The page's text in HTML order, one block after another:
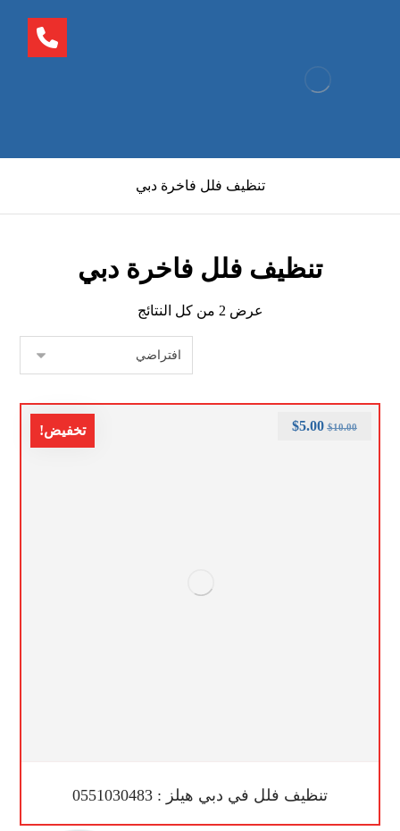
تنظيف فلل فاخرة دبي
تنظيف فلل فاخرة دبي
عرض ⁦2⁩ من كل النتائج
تخفيض!
تنظيف فلل في دبي هيلز : 0551030483
$10.00
$5.00